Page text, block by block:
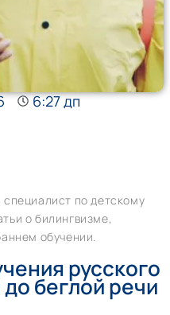
6:27 дп
по детскому
о билингвизме,
обучении.
русского
беглой речи